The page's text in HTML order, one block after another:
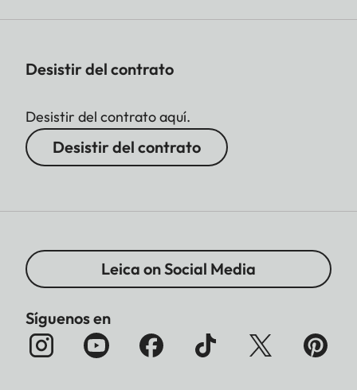
Desistir del contrato
Desistir del contrato aquí.
Desistir del contrato
Leica on Social Media
Síguenos en